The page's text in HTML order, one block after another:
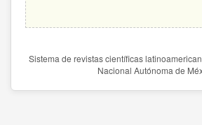
Sistema de revistas científicas
Nacional Autónoma de